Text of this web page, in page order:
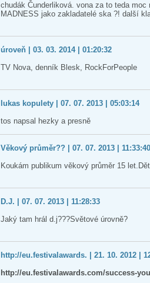
chudák Čunderliková. vona za to teda
MADNESS jako zakladatelé ska ?! další
úroveň | 03. 03. 2014 | 01:20:32
TV Nova, denník Blesk, RockForPeople
lukas kopulety | 07. 07. 2013 | 05:03:14
tos napsal hezky a presně
Věkový průměr?? | 07. 07. 2013 | 11:33:40
Koukám publikum věkový průměr 15
D.J. | 07. 07. 2013 | 11:28:33
Jaký tam hrál d.j???Světové úrovně?
http://eu.festivalawards. | 21. 10. 2012 |
http://eu.festivalawards.com/success-